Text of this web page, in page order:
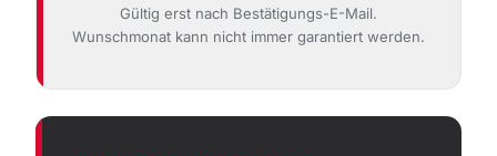
Gültig erst nach Bestätigungs-E-Mail.
Wunschmonat kann nicht immer garantiert werden.